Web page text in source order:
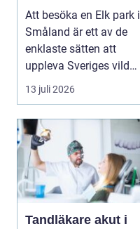
Att besöka en Elk park i
Småland är ett av de
enklaste sätten att
uppleva Sveriges vilda
hjärta på n...
13 juli 2026
Tandläkare akut i